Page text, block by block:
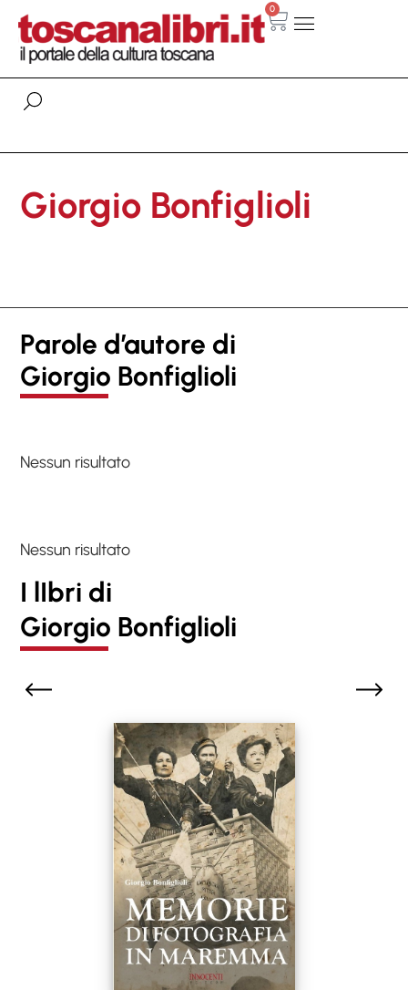
0
Giorgio Bonfiglioli
Parole d’autore di
Giorgio Bonfiglioli
Nessun risultato
Nessun risultato
I lIbri di
Giorgio Bonfiglioli